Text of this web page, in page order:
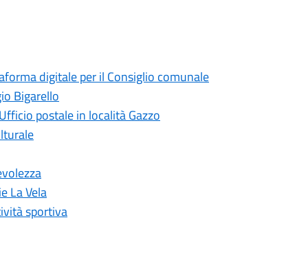
digitale per il Consiglio comunale
Bigarello
postale in località Gazzo
La Vela
sportiva